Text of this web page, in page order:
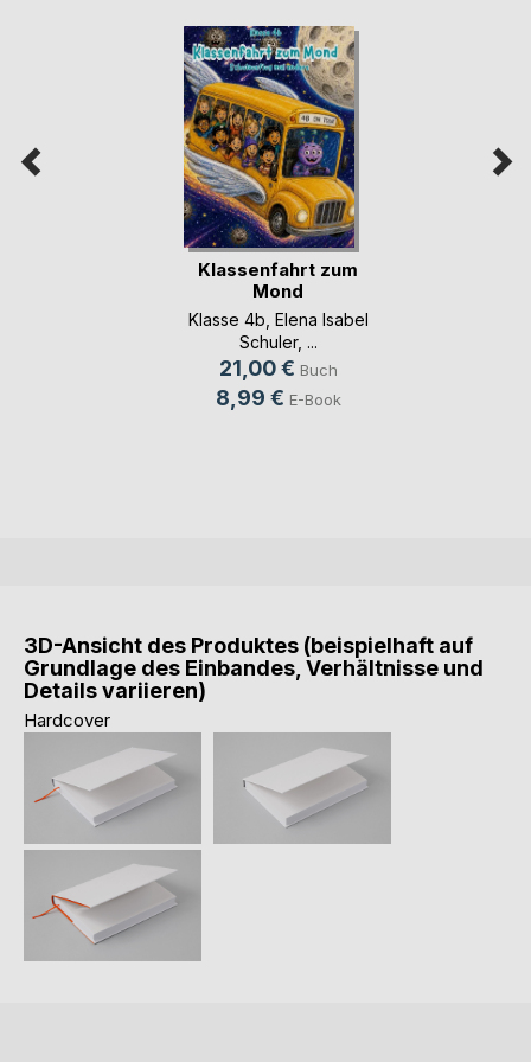
Klassenfahrt zum
Mond
Klasse 4b Elena Isabel
Schuler, ...
21,00 € Buch
8,99 € E-Book
3D-Ansicht des Produktes (beispielhaft auf
Grundlage des Einbandes, Verhältnisse und
Details variieren)
Hardcover